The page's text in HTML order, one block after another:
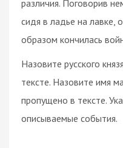
различия. Поговорив
сидя в ладье на лавке,
образом кончилась
Назовите русского
тексте. Назовите имя
пропущено в тексте.
описываемые события.